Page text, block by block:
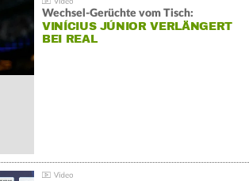
Wechsel-Gerüchte vom Tisch:
VINÍCIUS JÚNIOR VERLÄNGERT
BEI REAL